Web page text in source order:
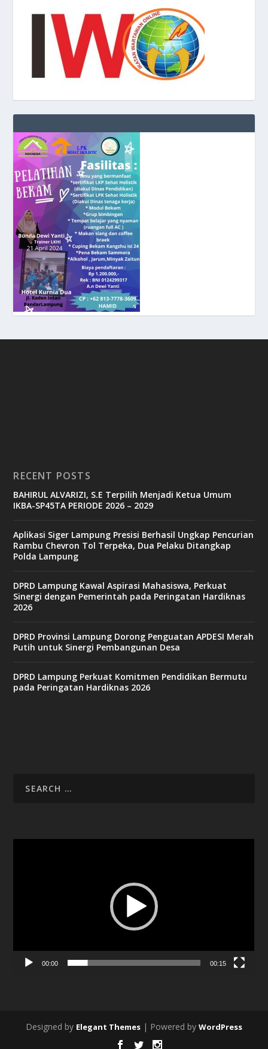
RECENT POSTS
BAHIRUL ALVARIZI, S.E Terpilih Menjadi Ketua Umum
IKBA-SP45TA PERIODE 2026 – 2029
Aplikasi Siger Lampung Presisi Berhasil Ungkap Pencurian
Rambu Chevron Tol Terpeka, Dua Pelaku Ditangkap
Polda Lampung
DPRD Lampung Kawal Aspirasi Mahasiswa, Perkuat
Sinergi dengan Pemerintah pada Peringatan Hardiknas
2026
DPRD Provinsi Lampung Dorong Penguatan APDESI Merah
Putih untuk Sinergi Pembangunan Desa
DPRD Lampung Perkuat Komitmen Pendidikan Bermutu
pada Peringatan Hardiknas 2026
00:00 00:15
Designed by Elegant Themes | Powered by WordPress